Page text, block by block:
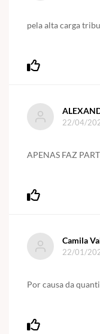
pela alta carga
22/04/
APENAS FAZ
Camila
22/01/
Por causa da